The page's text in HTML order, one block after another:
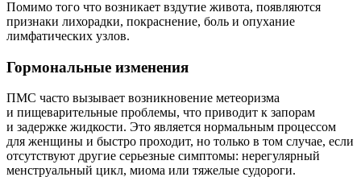
Помимо того что возникает вздутие живота, появляются
признаки лихорадки, покраснение, боль и опухание
лимфатических узлов.
Гормональные изменения
ПМС часто вызывает возникновение метеоризма
и пищеварительные проблемы, что приводит к запорам
и задержке жидкости. Это является нормальным процессом
для женщины и быстро проходит, но только в том случае, если
отсутствуют другие серьезные симптомы: нерегулярный
менструальный цикл, миома или тяжелые судороги.